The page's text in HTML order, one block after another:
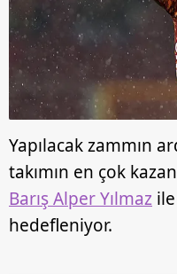
Yapılacak zammın
takımın en çok
Barış Alper Yılmaz
hedefleniyor.